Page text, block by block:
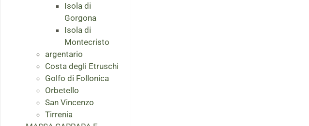
Isola di
Gorgona
Isola di
Montecristo
argentario
Costa degli Etruschi
Golfo di Follonica
Orbetello
San Vincenzo
Tirrenia